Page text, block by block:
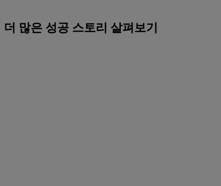
더 많은 성공 스토리 살펴보기